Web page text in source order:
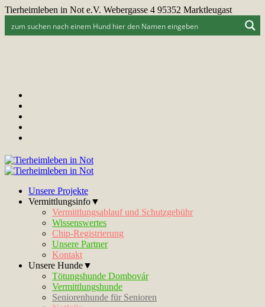
Tierheimleben in Not e.V. Webergasse 4 95352 Marktleugast
Unsere Projekte
Vermittlungsinfo▼
Vermittlungsablauf und Schutzgebühr
Wissenswertes
Chip-Registrierung
Unsere Partner
Kontakt
Unsere Hunde▼
Tötungshunde Dombovár
Vermittlungshunde
Seniorenhunde für Senioren